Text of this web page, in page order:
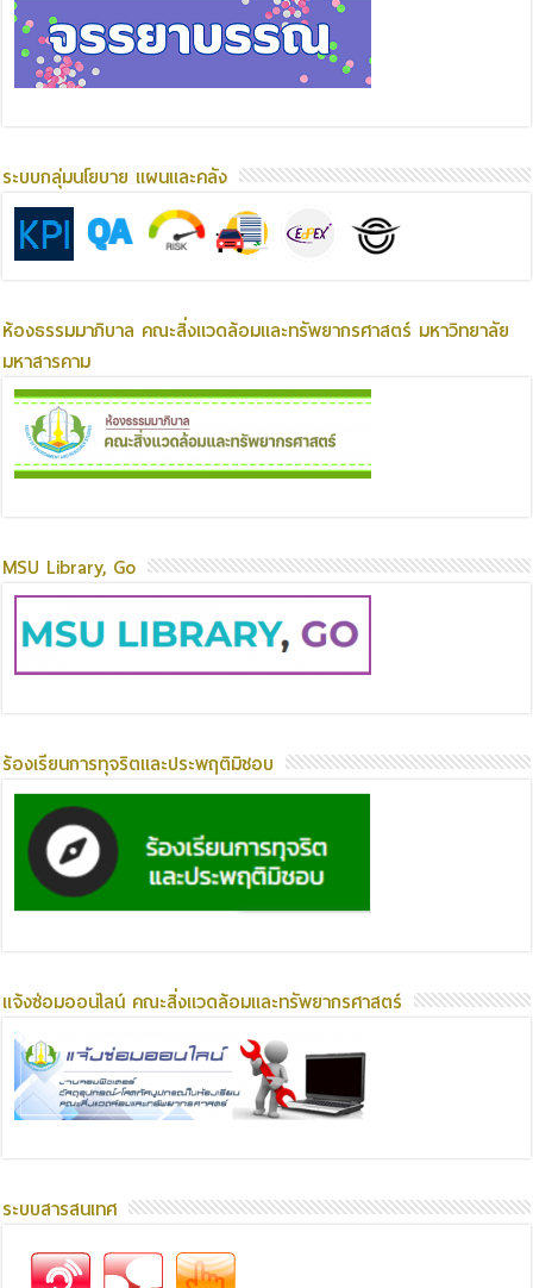
ระบบกลุ่มนโยบาย แผนและคลัง
ห้องธรรมมาภิบาล คณะสิ่งแวดล้อมและทรัพยากรศาสตร์ มหาวิทยาลัย
มหาสารคาม
MSU Library, Go
ร้องเรียนการทุจริตและประพฤติมิชอบ
แจ้งซ่อมออนไลน์ คณะสิ่งแวดล้อมและทรัพยากรศาสตร์
ระบบสารสนเทศ